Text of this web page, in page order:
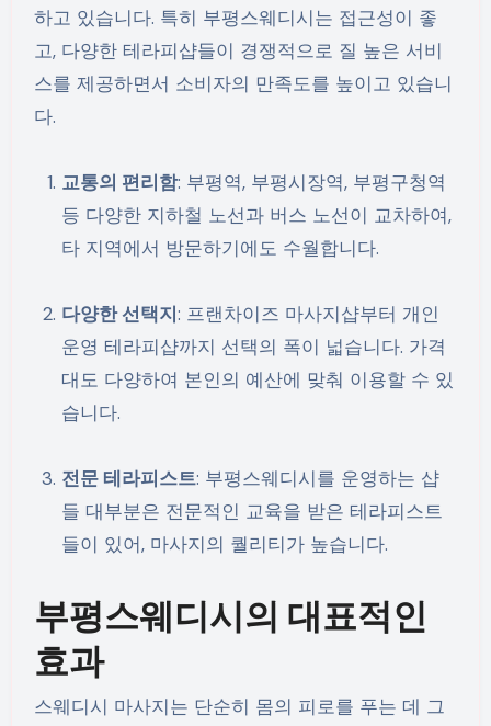
하고 있습니다. 특히 부평스웨디시는 접근성이 좋
고, 다양한 테라피샵들이 경쟁적으로 질 높은 서비
스를 제공하면서 소비자의 만족도를 높이고 있습니
다.
교통의 편리함: 부평역, 부평시장역, 부평구청역
등 다양한 지하철 노선과 버스 노선이 교차하여,
타 지역에서 방문하기에도 수월합니다.
다양한 선택지: 프랜차이즈 마사지샵부터 개인
운영 테라피샵까지 선택의 폭이 넓습니다. 가격
대도 다양하여 본인의 예산에 맞춰 이용할 수 있
습니다.
전문 테라피스트: 부평스웨디시를 운영하는 샵
들 대부분은 전문적인 교육을 받은 테라피스트
들이 있어, 마사지의 퀄리티가 높습니다.
부평스웨디시의 대표적인
효과
스웨디시 마사지는 단순히 몸의 피로를 푸는 데 그